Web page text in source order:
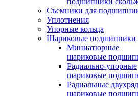
Съемники для
Уплотнения
Упорные кольца
Шариковые подшипники
Миниатюрные
шариковые
Радиально-упорные
шариковые
Радиальные
шариковые